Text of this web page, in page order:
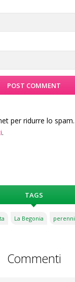
per ridurre lo spam.
.
TAGS
La Begonia perenni
Commenti